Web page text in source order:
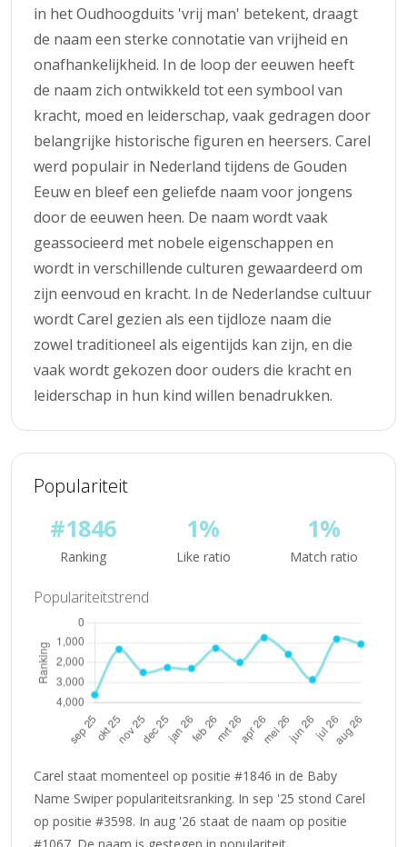
in het Oudhoogduits 'vrij man' betekent, draagt
de naam een sterke connotatie van vrijheid en
onafhankelijkheid. In de loop der eeuwen heeft
de naam zich ontwikkeld tot een symbool van
kracht, moed en leiderschap, vaak gedragen door
belangrijke historische figuren en heersers. Carel
werd populair in Nederland tijdens de Gouden
Eeuw en bleef een geliefde naam voor jongens
door de eeuwen heen. De naam wordt vaak
geassocieerd met nobele eigenschappen en
wordt in verschillende culturen gewaardeerd om
zijn eenvoud en kracht. In de Nederlandse cultuur
wordt Carel gezien als een tijdloze naam die
zowel traditioneel als eigentijds kan zijn, en die
vaak wordt gekozen door ouders die kracht en
leiderschap in hun kind willen benadrukken.
Populariteit
#1846
Ranking
1%
Like ratio
1%
Match ratio
Populariteitstrend
Carel staat momenteel op positie #1846 in de Baby
Name Swiper populariteitsranking. In sep '25 stond Carel
op positie #3598. In aug '26 staat de naam op positie
#1067. De naam is gestegen in populariteit.